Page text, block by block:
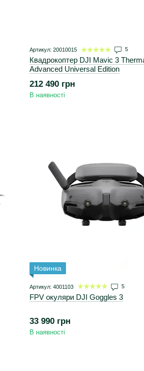
Артикул: 20010015 5
Квадрокоптер DJI Mavic 3
Advanced Universal Edition
212 490 грн
В наявності
Новинка
Артикул: 4001103 5
FPV окуляри DJI Goggles 3
33 990 грн
В наявності